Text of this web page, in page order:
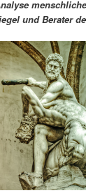
und Berater